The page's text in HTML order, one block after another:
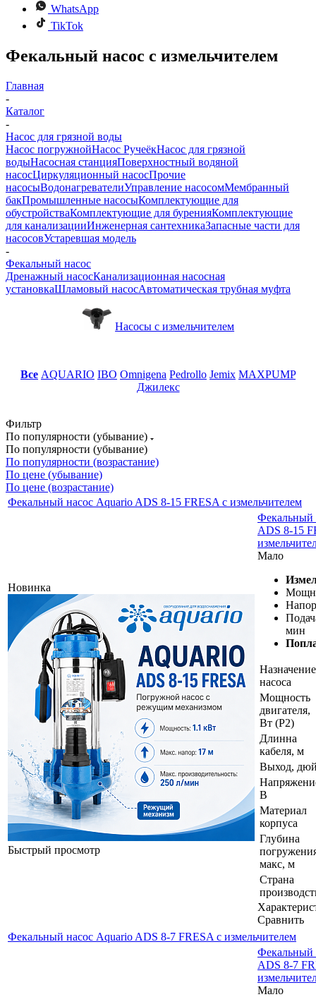
WhatsApp
TikTok
Фекальный насос с измельчителем
Главная
-
Каталог
-
Насос для грязной воды
Насос погружнойНасос РучеёкНасос для грязной
водыНасосная станцияПоверхностный водяной
насосЦиркуляционный насосПрочие
насосыВодонагревателиУправление насосомМембранный
бакПромышленные насосыКомплектующие для
обустройстваКомплектующие для буренияКомплектующие
для канализацииИнженерная сантехникаЗапасные части для
насосовУстаревшая модель
-
Фекальный насос
Дренажный насосКанализационная насосная
установкаШламовый насосАвтоматическая трубная муфта
Насосы с измельчителем
Все AQUARIO IBO Omnigena Pedrollo Jemix MAXPUMP
Джилекс
Фильтр
По популярности (убывание)
По популярности (убывание)
По популярности (возрастание)
По цене (убывание)
По цене (возрастание)
Фекальный насос Aquario ADS 8-15 FRESA с измельчителем
Новинка
Быстрый просмотр
Фекальный
ADS 8-15
Мало
мин
Назначение
насоса
Мощность
двигателя,
Вт (P2)
Длинна
кабеля, м
Выход,
В
Материал
корпуса
Глубина
макс, м
Страна
Сравнить
Фекальный насос Aquario ADS 8-7 FRESA с измельчителем
Фекальный
ADS 8-7
Мало